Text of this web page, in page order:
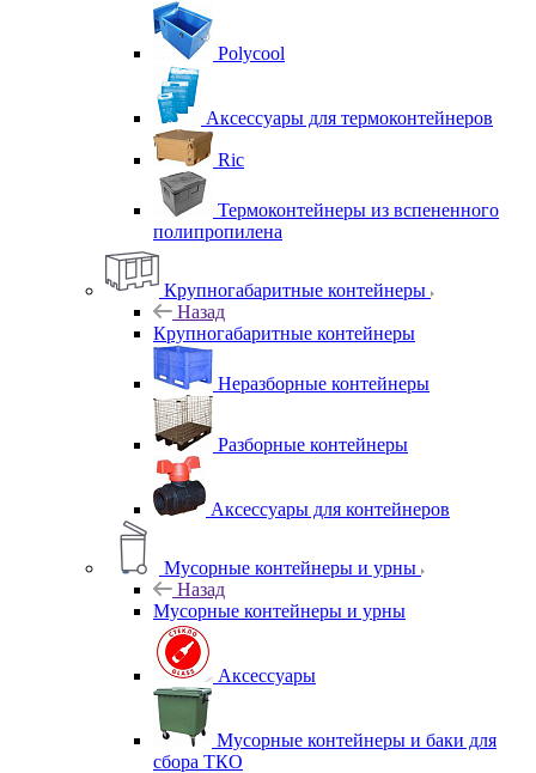
Polycool
Аксессуары для термоконтейнеров
Ric
Термоконтейнеры из вспененного
полипропилена
Крупногабаритные контейнеры
Назад
Крупногабаритные контейнеры
Неразборные контейнеры
Разборные контейнеры
Аксессуары для контейнеров
Мусорные контейнеры и урны
Назад
Мусорные контейнеры и урны
Аксессуары
Мусорные контейнеры и баки для
сбора ТКО